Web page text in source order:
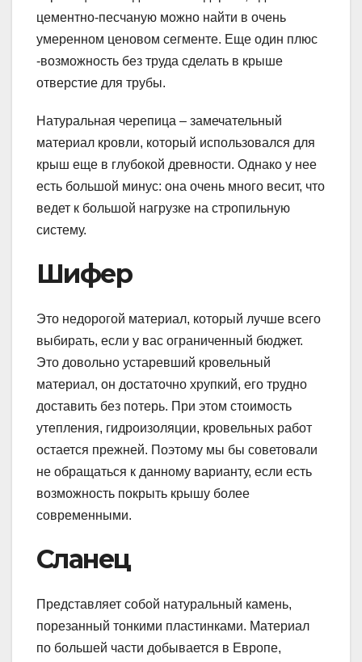
цементно-песчаную можно найти в очень
умеренном ценовом сегменте. Еще один плюс
-возможность без труда сделать в крыше
отверстие для трубы.
Натуральная черепица – замечательный
материал кровли, который использовался для
крыш еще в глубокой древности. Однако у нее
есть большой минус: она очень много весит, что
ведет к большой нагрузке на стропильную
систему.
Шифер
Это недорогой материал, который лучше всего
выбирать, если у вас ограниченный бюджет.
Это довольно устаревший кровельный
материал, он достаточно хрупкий, его трудно
доставить без потерь. При этом стоимость
утепления, гидроизоляции, кровельных работ
остается прежней. Поэтому мы бы советовали
не обращаться к данному варианту, если есть
возможность покрыть крышу более
современными.
Сланец
Представляет собой натуральный камень,
порезанный тонкими пластинками. Материал
по большей части добывается в Европе,